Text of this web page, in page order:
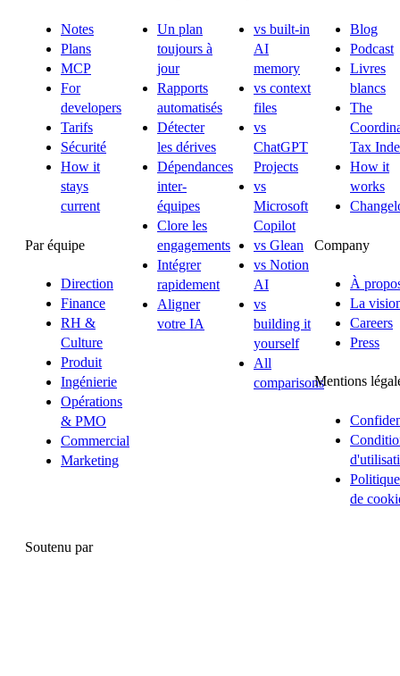
Notes
Plans
MCP
For
developers
Tarifs
Sécurité
How it
stays
current
Par équipe
Direction
Finance
RH &
Culture
Produit
Ingénierie
Opérations
& PMO
Commercial
Marketing
Un plan
toujours à
jour
Rapports
automatisés
Détecter
les dérives
Dépendances
inter-
équipes
Clore les
engagements
Intégrer
rapidement
Aligner
votre IA
vs built-in
AI
memory
vs context
files
vs
ChatGPT
Projects
vs
Microsoft
Copilot
vs Glean
vs Notion
AI
vs
building it
yourself
All
comparisons
Blog
Podcast
Livres
blancs
The
Tax
How it
works
Company
À
La
Careers
Press
Mentions
Politique
de
Soutenu par